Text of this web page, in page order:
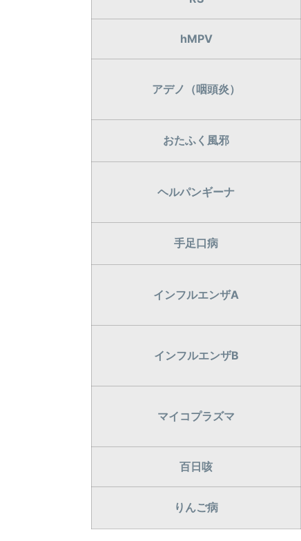
hMPV
アデノ（咽頭炎）
おたふく風邪
ヘルパンギーナ
手足口病
インフルエンザA
インフルエンザB
マイコプラズマ
百日咳
りんご病